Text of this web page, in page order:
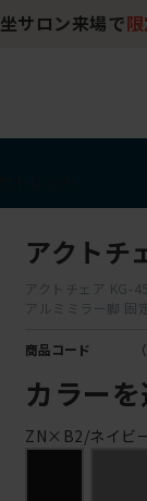
坐サロン来場で
アクトチ
アクトチェア KG-
アルミミラー脚 固
商品コード
カラー
ZN×B2/ネイビ